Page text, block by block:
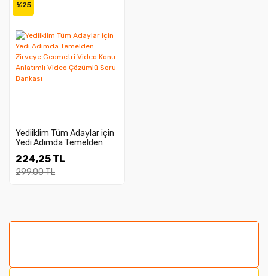
%25
Yediiklim Tüm Adaylar için
Yedi Adımda Temelden
Konu Anlatımlı Video
Çözümlü Soru Bankası
224,25 TL
299,00 TL